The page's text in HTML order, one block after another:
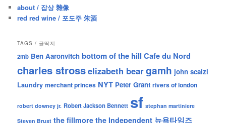
about / 잡상 雜像
red red wine / 포도주 朱酒
TAGS / 글딱지
2mb Ben Aaronvitch bottom of the hill Cafe du Nord
charles strosselizabeth beargamh john scalzi
Laundry merchant princes NYT Peter Grant rivers of london
robert downey jr. Robert Jackson Bennett sf stephan martiniere
Steven Brust the fillmore the Independent 뉴욕타임즈